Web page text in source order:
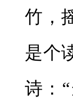
竹，
是个
诗：